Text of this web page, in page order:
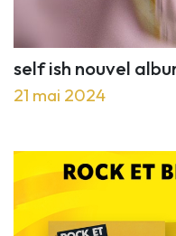
self ish nouvel
21 mai 2024